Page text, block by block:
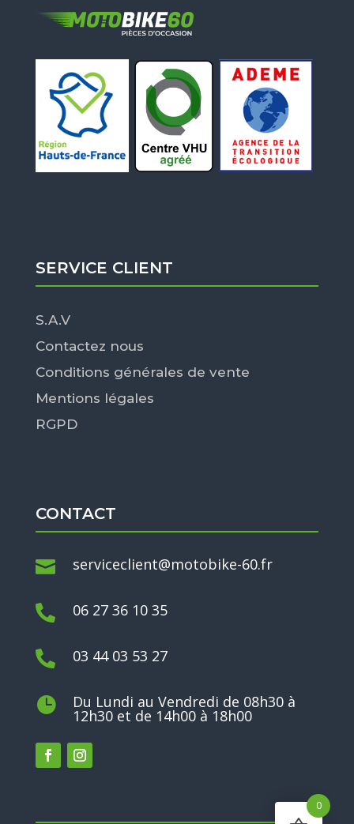
SERVICE CLIENT
S.A.V
Contactez nous
Conditions générales de vente
Mentions légales
RGPD
CONTACT
 serviceclient@motobike-60.fr
 06 27 36 10 35
 03 44 03 53 27
 Du Lundi au Vendredi de 08h30 à
12h30 et de 14h00 à 18h00
0